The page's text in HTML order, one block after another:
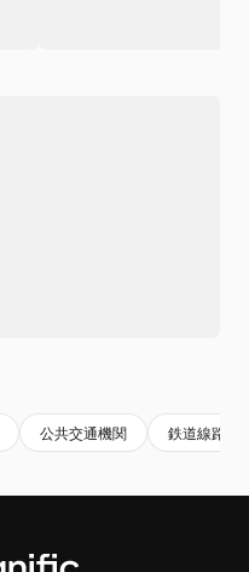
公共交通機関 鉄道線路